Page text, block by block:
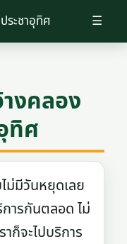
☰
ระชาอุทิศ
งคลอง
ทิศ
มีวันหยุดเลย
ารกันตลอด ไม่
ก็จะไปบริการ